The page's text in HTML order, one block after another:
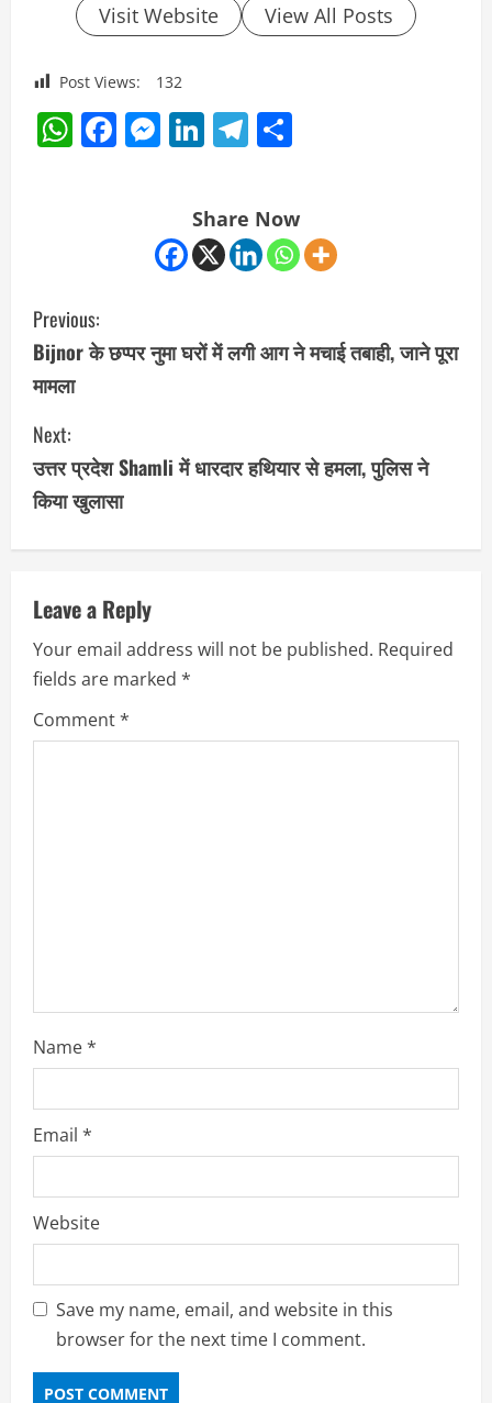
Visit Website View All Posts
Post Views: 132
WhatsApp
Facebook
Messenger
LinkedIn
Telegram
Share Now
C
o
n
t
i
n
e
R
e
Previous:
Bijnor के छप्पर नुमा घरों में लगी आग ने मचाई तबाही, जाने पूरा
मामला
Next:
उत्तर प्रदेश Shamli में धारदार हथियार से हमला, पुलिस ने
किया खुलासा
Leave a Reply
Your email address will not be published. Required
fields are marked *
Comment*
Name*
Email *
Website
Save my name, email, and website in this
browser for the next time I comment.